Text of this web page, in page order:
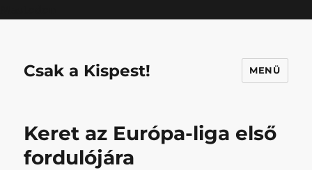
Csak a Kispest! MENÜ
Keret az Európa-liga első
fordulójára